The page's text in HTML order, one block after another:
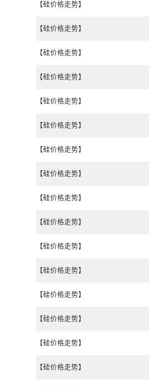
【硅价格走势】
【硅价格走势】
【硅价格走势】
【硅价格走势】
【硅价格走势】
【硅价格走势】
【硅价格走势】
【硅价格走势】
【硅价格走势】
【硅价格走势】
【硅价格走势】
【硅价格走势】
【硅价格走势】
【硅价格走势】
【硅价格走势】
【硅价格走势】